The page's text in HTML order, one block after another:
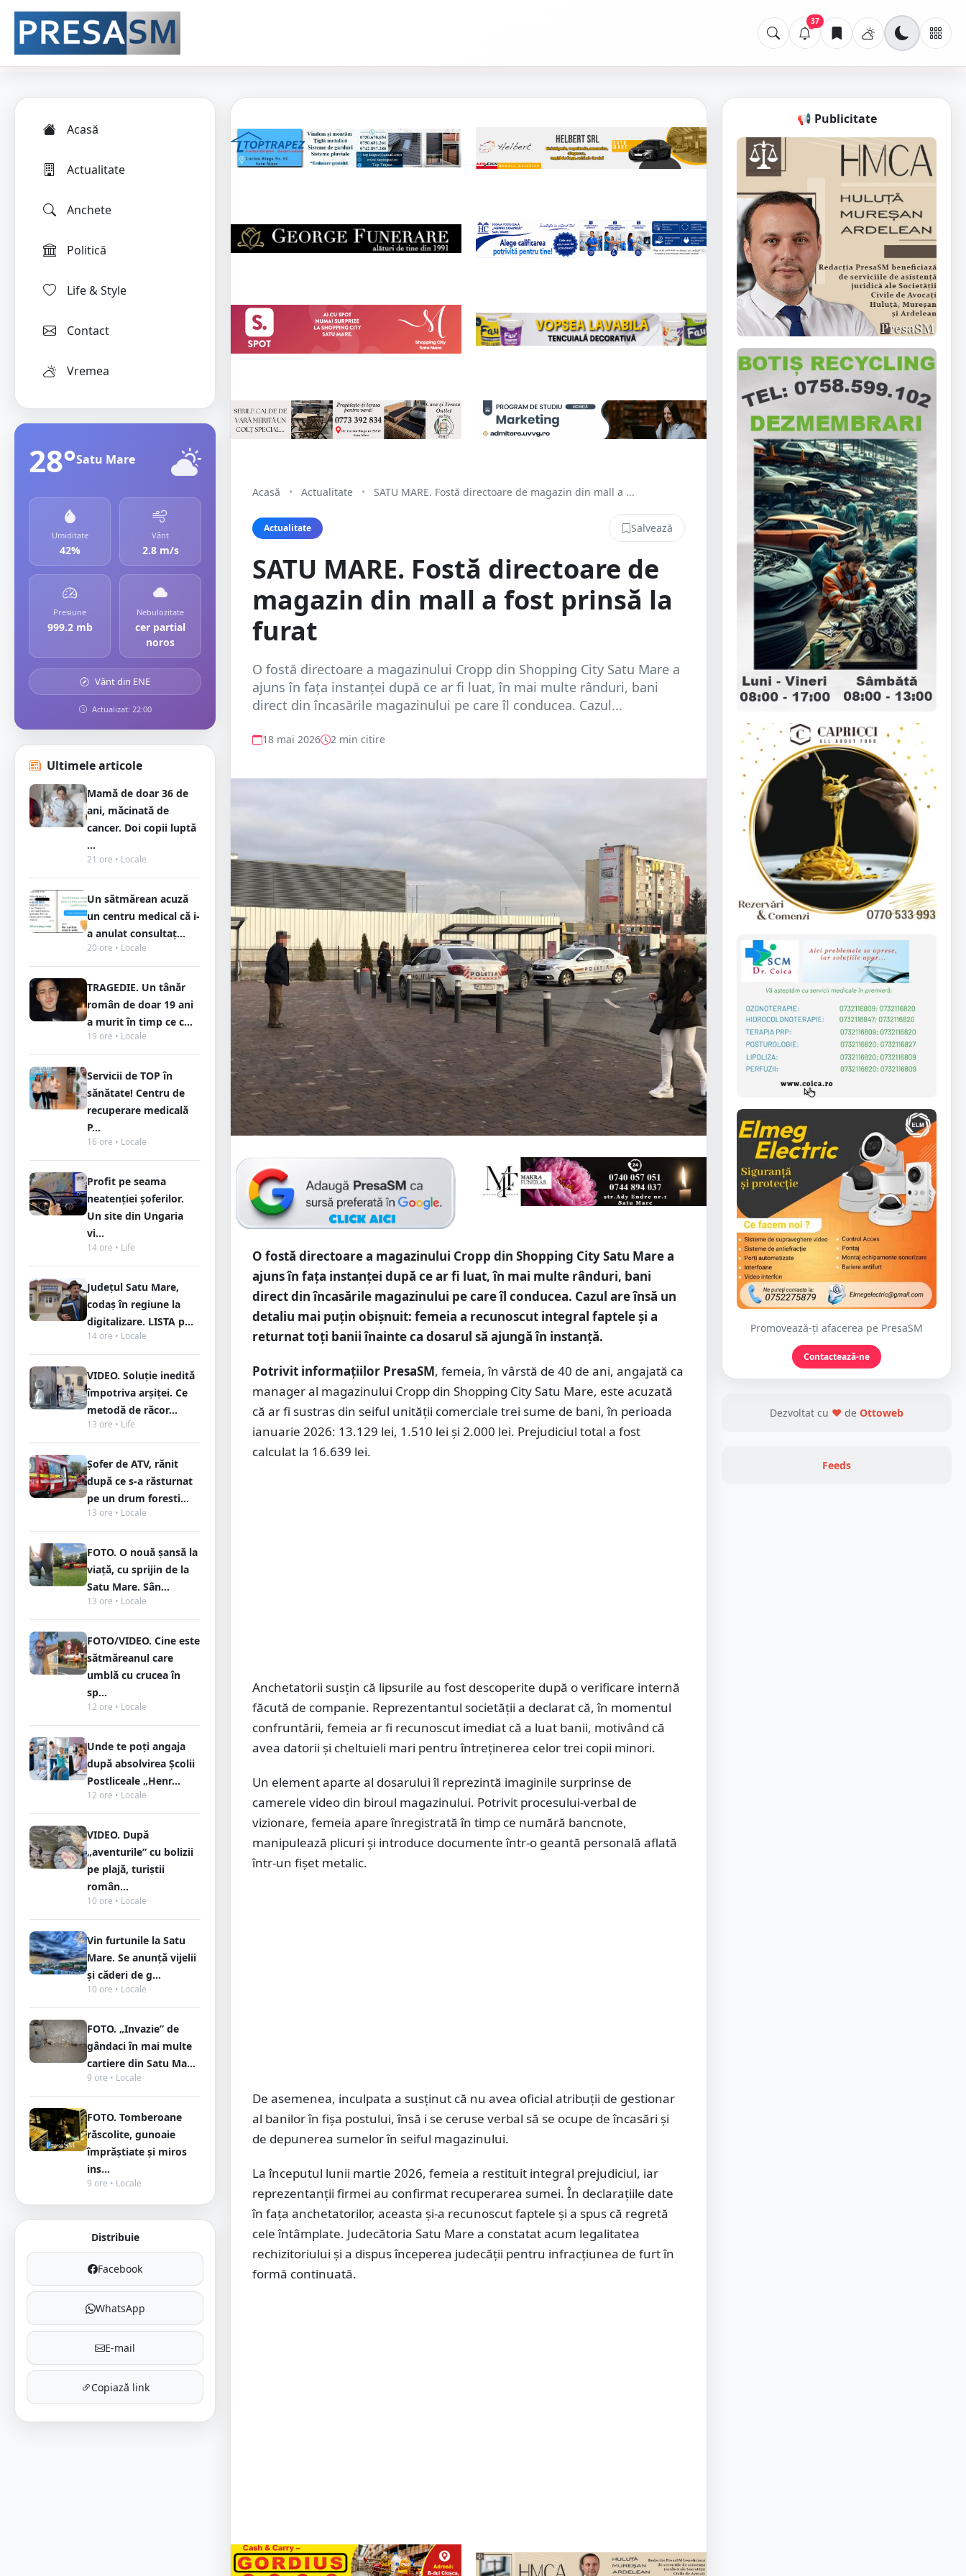
37
Acasă
Actualitate
Anchete
Politică
Life & Style
Contact
Vremea
28°Satu Mare
Umiditate
42%
Vânt
2.8 m/s
Presiune
999.2 mb
Nebulozitate
cer partial
noros
Vânt din ENE
Actualizat: 22:00
Ultimele articole
Mamă de doar 36 de
ani, măcinată de
cancer. Doi copii luptă
...
21 ore • Locale
Un sătmărean acuză
un centru medical că i-
a anulat consultaț...
20 ore • Locale
TRAGEDIE. Un tânăr
român de doar 19 ani
a murit în timp ce c...
19 ore • Locale
Servicii de TOP în
sănătate! Centru de
recuperare medicală
P...
16 ore • Locale
Profit pe seama
neatenției șoferilor.
Un site din Ungaria
vi...
14 ore • Life
Județul Satu Mare,
codaș în regiune la
digitalizare. LISTA p...
14 ore • Locale
VIDEO. Soluție inedită
împotriva arșiței. Ce
metodă de răcor...
13 ore • Life
Șofer de ATV, rănit
după ce s-a răsturnat
pe un drum foresti...
13 ore • Locale
FOTO. O nouă șansă la
viață, cu sprijin de la
Satu Mare. Sân...
13 ore • Locale
FOTO/VIDEO. Cine este
sătmăreanul care
umblă cu crucea în
sp...
12 ore • Locale
Unde te poți angaja
după absolvirea Școlii
Postliceale „Henr...
12 ore • Locale
VIDEO. După
„aventurile” cu bolizii
pe plajă, turiștii
român...
10 ore • Locale
Vin furtunile la Satu
Mare. Se anunță vijelii
și căderi de g...
10 ore • Locale
FOTO. „Invazie” de
gândaci în mai multe
cartiere din Satu Ma...
9 ore • Locale
FOTO. Tomberoane
răscolite, gunoaie
împrăștiate și miros
ins...
9 ore • Locale
Distribuie
Facebook
WhatsApp
E-mail
Copiază link
Acasă • Actualitate • SATU MARE. Fostă directoare de magazin din mall a ...
Actualitate Salvează
SATU MARE. Fostă directoare de
magazin din mall a fost prinsă la
furat
O fostă directoare a magazinului Cropp din Shopping City Satu Mare a
ajuns în fața instanței după ce ar fi luat, în mai multe rânduri, bani
direct din încasările magazinului pe care îl conducea. Cazul...
18 mai 2026 2 min citire
O fostă directoare a magazinului Cropp din Shopping City Satu Mare a
ajuns în fața instanței după ce ar fi luat, în mai multe rânduri, bani
direct din încasările magazinului pe care îl conducea. Cazul are însă un
detaliu mai puțin obișnuit: femeia a recunoscut integral faptele și a
returnat toți banii înainte ca dosarul să ajungă în instanță.
Potrivit informațiilor PresaSM, femeia, în vârstă de 40 de ani, angajată ca
manager al magazinului Cropp din Shopping City Satu Mare, este acuzată
că ar fi sustras din seiful unității comerciale trei sume de bani, în perioada
ianuarie 2026: 13.129 lei, 1.510 lei și 2.000 lei. Prejudiciul total a fost
calculat la 16.639 lei.
Anchetatorii susțin că lipsurile au fost descoperite după o verificare internă
făcută de companie. Reprezentantul societății a declarat că, în momentul
confruntării, femeia ar fi recunoscut imediat că a luat banii, motivând că
avea datorii și cheltuieli mari pentru întreținerea celor trei copii minori.
Un element aparte al dosarului îl reprezintă imaginile surprinse de
camerele video din biroul magazinului. Potrivit procesului-verbal de
vizionare, femeia apare înregistrată în timp ce numără bancnote,
manipulează plicuri și introduce documente într-o geantă personală aflată
într-un fișet metalic.
De asemenea, inculpata a susținut că nu avea oficial atribuții de gestionar
al banilor în fișa postului, însă i se ceruse verbal să se ocupe de încasări și
de depunerea sumelor în seiful magazinului.
La începutul lunii martie 2026, femeia a restituit integral prejudiciul, iar
reprezentanții firmei au confirmat recuperarea sumei. În declarațiile date
în fața anchetatorilor, aceasta și-a recunoscut faptele și a spus că regretă
cele întâmplate. Judecătoria Satu Mare a constatat acum legalitatea
rechizitoriului și a dispus începerea judecății pentru infracțiunea de furt în
formă continuată.
📢 Publicitate
Promovează-ți afacerea pe PresaSM
Contactează-ne
Dezvoltat cu ❤ de Ottoweb
Feeds